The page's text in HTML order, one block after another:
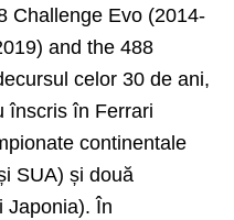
Challenge Evo (2014-
and the 488
celor 30 de ani,
înscris în Ferrari
continentale
SUA) și două
Japonia). În